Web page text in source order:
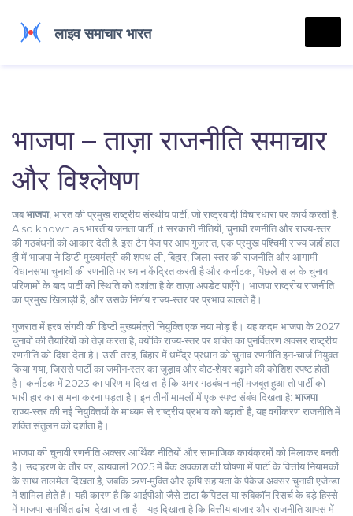
भाजपा – ताज़ा राजनीति समाचार
और विश्लेषण
जबभाजपा, भारत की प्रमुख राष्ट्रीय संस्थीय पार्टी, जो राष्ट्रवादी विचारधारा पर कार्य करती है.
Also known asभारतीय जनता पार्टी , it सरकारी नीतियों, चुनावी रणनीति और राज्य‑स्तर
की गठबंधनों को आकार देती है. इस टैग पेज पर आपगुजरात, एक प्रमुख पश्चिमी राज्य जहाँ हाल
ही में भाजपा ने डिप्टी मुख्यमंत्री की शपथ ली बिहार जिला‑स्तर की राजनीति और आगामी
विधानसभा चुनावों की रणनीति पर ध्यान केंद्रित करती हैऔरकर्नाटक पिछले साल के चुनाव
परिणामों के बाद पार्टी की स्थिति को दर्शाता हैके ताज़ा अपडेट पाएँगे। भाजपा राष्ट्रीय राजनीति
का प्रमुख खिलाड़ी है, और उसके निर्णय राज्य‑स्तर पर प्रभाव डालते हैं।
गुजरात में हरष संगवी की डिप्टी मुख्यमंत्री नियुक्ति एक नया मोड़ है। यह कदम भाजपा के 2027
चुनावों की तैयारियों को तेज़ करता है, क्योंकि राज्य‑स्तर पर शक्ति का पुनर्वितरण अक्सर राष्ट्रीय
रणनीति को दिशा देता है। उसी तरह, बिहार में धर्मेंद्र प्रधान को चुनाव रणनीति इन‑चार्ज नियुक्त
किया गया, जिससे पार्टी का जमीन‑स्तर का जुड़ाव और वोट‑शेयर बढ़ाने की कोशिश स्पष्ट होती
है। कर्नाटक में 2023 का परिणाम दिखाता है कि अगर गठबंधन नहीं मजबूत हुआ तो पार्टी को
भारी हार का सामना करना पड़ता है। इन तीनों मामलों में एक स्पष्ट संबंध दिखता है: भाजपा
राज्य‑स्तर की नई नियुक्तियों के माध्यम से राष्ट्रीय प्रभाव को बढ़ाती है, यह वर्गीकरण राजनीति में
शक्ति संतुलन को दर्शाता है।
भाजपा की चुनावी रणनीति अक्सर आर्थिक नीतियों और सामाजिक कार्यक्रमों को मिलाकर बनती
है। उदाहरण के तौर पर, डायवाली 2025 में बैंक अवकाश की घोषणा में पार्टी के वित्तीय नियामकों
के साथ तालमेल दिखता है, जबकि ऋण‑मुक्ति और कृषि सहायता के पैकेज अक्सर चुनावी एजेन्डा
में शामिल होते हैं। यही कारण है कि आईपीओ जैसे टाटा कैपिटल या रुबिकॉन रिसर्च के बड़े हिस्से
में भाजपा‑समर्थित ढांचा देखा जाता है – यह दिखाता है कि वित्तीय बाजार और राजनीति आपस में